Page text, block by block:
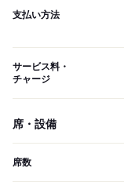
支払い方法
サービス料・
チャージ
席・設備
席数